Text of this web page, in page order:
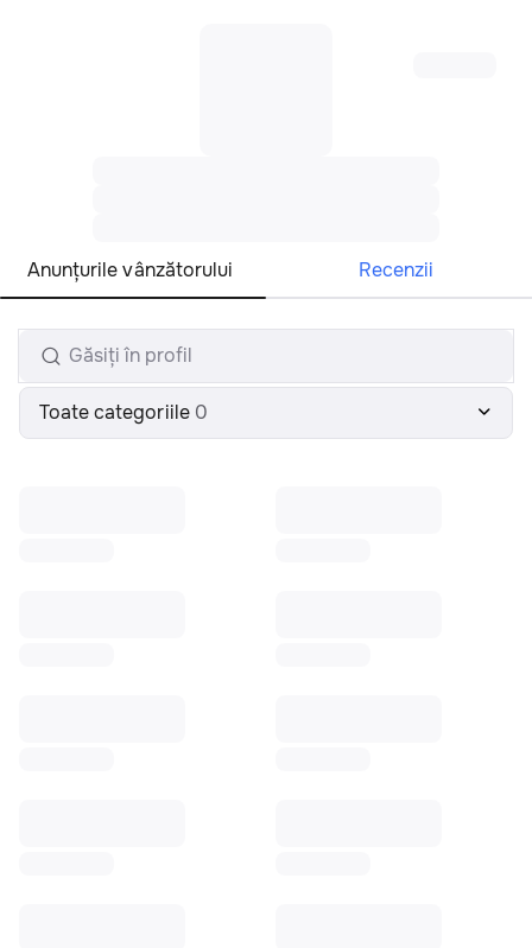
Anunțurile vânzătorului Recenzii
Toate categoriile 0